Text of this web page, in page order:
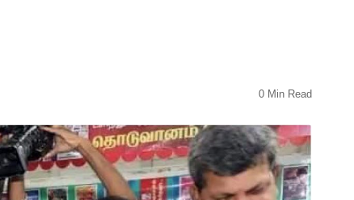
0 Min Read